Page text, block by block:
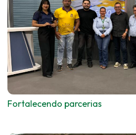
Fortalecendo parcerias